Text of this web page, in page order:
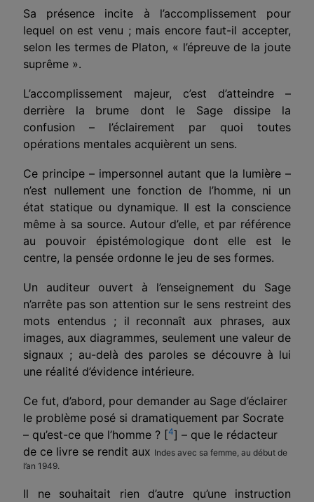
Sa présence incite à l’accomplissement pour
lequel on est venu ; mais encore faut-il accepter,
selon les termes de Platon, « l’épreuve de la joute
suprême ».
L’accomplissement majeur, c’est d’atteindre –
derrière la brume dont le Sage dissipe la
confusion – l’éclairement par quoi toutes
opérations mentales acquièrent un sens.
Ce principe – impersonnel autant que la lumière –
n’est nullement une fonction de l’homme, ni un
état statique ou dynamique. Il est la conscience
même à sa source. Autour d’elle, et par référence
au pouvoir épistémologique dont elle est le
centre, la pensée ordonne le jeu de ses formes.
Un auditeur ouvert à l’enseignement du Sage
n’arrête pas son attention sur le sens restreint des
mots entendus ; il reconnaît aux phrases, aux
images, aux diagrammes, seule­ment une valeur de
signaux ; au-delà des paroles se découvre à lui
une réalité d’évidence intérieure.
Ce fut, d’abord, pour demander au Sage d’éclairer
le problème posé si dramatiquement par Socrate
– qu’est-ce que l’homme ? [4] – que le rédacteur
de ce livre se rendit aux Indes avec sa femme, au début de
l’an 1949.
Il ne souhaitait rien d’autre qu’une instruction